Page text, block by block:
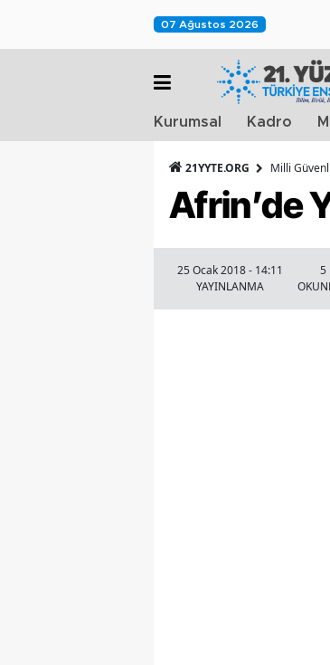
07 Ağustos 2026
Kurumsal Kadro
21YYTE.ORG Milli
Afrin’de
25 Ocak 2018 - 14:11
YAYINLANMA
5